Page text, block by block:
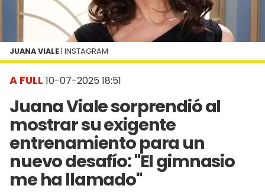
A FULL 10-07-2025 18:51
Juana Viale sorprendió al
mostrar su exigente
entrenamiento para un
nuevo desafío: "El gimnasio
me ha llamado"
JUANA VIALE | INSTAGRAM